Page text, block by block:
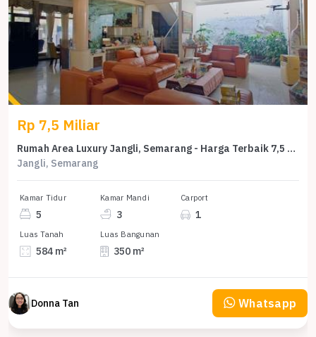
Rp 7,5 Miliar
Rumah Area Luxury Jangli, Semarang - Harga Terbaik 7,5 Miliar
Jangli, Semarang
Kamar Tidur
5
Kamar Mandi
3
Carport
1
Luas Tanah
584 m²
Luas Bangunan
350 m²
Donna Tan Whatsapp